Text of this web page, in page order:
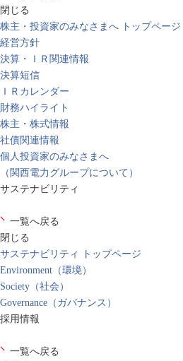
閉じる
株主・投資家のみなさまへ トップページ
経営方針
決算・ＩＲ関連情報
決算短信
ＩＲカレンダー
財務ハイライト
株主・株式情報
社債関連情報
個人投資家のみなさまへ
（関西電力グループについて）
サステナビリティ
一覧へ戻る
閉じる
サステナビリティ トップページ
Environment（環境）
Society（社会）
Governance（ガバナンス）
採用情報
一覧へ戻る